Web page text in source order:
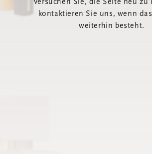
Versuchen Sie, die Seite neu zu
kontaktieren Sie uns, wenn
weiterhin besteht.